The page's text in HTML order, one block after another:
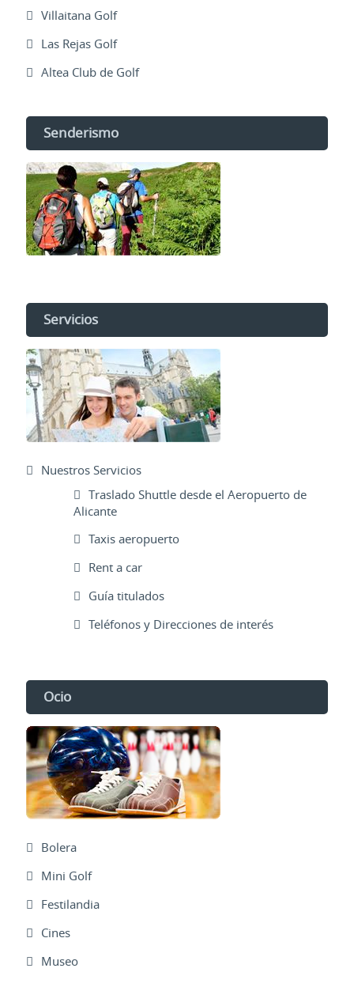
Villaitana Golf
Las Rejas Golf
Altea Club de Golf
Senderismo
Servicios
Nuestros Servicios
Traslado Shuttle desde el Aeropuerto de
Alicante
Taxis aeropuerto
Rent a car
Guía titulados
Teléfonos y Direcciones de interés
Ocio
Bolera
Mini Golf
Festilandia
Cines
Museo